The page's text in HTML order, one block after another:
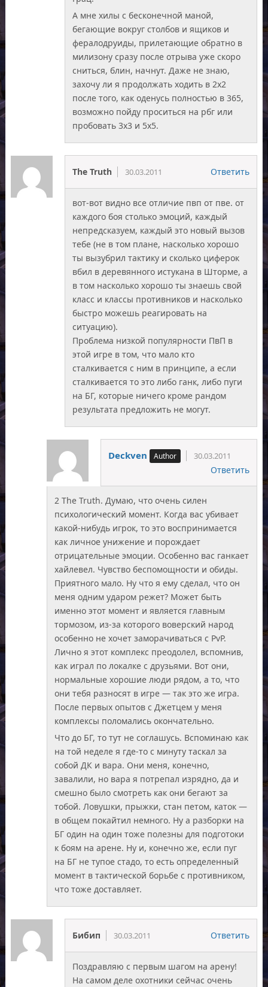
А мне хилы с бесконечной маной,
бегающие вокруг столбов и ящиков и
фералодруиды, прилетающие обратно в
милизону сразу после отрыва уже скоро
сниться, блин, начнут. Даже не знаю,
захочу ли я продолжать ходить в 2х2
после того, как оденусь полностью в 365,
возможно пойду проситься на рбг или
пробовать 3х3 и 5х5.
The Truth 30.03.2011 Ответить
вот-вот видно все отличие пвп от пве. от
каждого боя столько эмоций, каждый
непредсказуем, каждый это новый вызов
тебе (не в том плане, насколько хорошо
ты вызубрил тактику и сколько циферок
вбил в деревянного истукана в Шторме, а
в том насколько хорошо ты знаешь свой
класс и классы противников и насколько
быстро можешь реагировать на
ситуацию).
Проблема низкой популярности ПвП в
этой игре в том, что мало кто
сталкивается с ним в принципе, а если
сталкивается то это либо ганк, либо пуги
на БГ, которые ничего кроме рандом
результата предложить не могут.
Deckven 30.03.2011
Ответить
2 The Truth. Думаю, что очень силен
психологический момент. Когда вас убивает
какой-нибудь игрок, то это воспринимается
как личное унижение и порождает
отрицательные эмоции. Особенно вас ганкает
хайлевел. Чувство беспомощности и обиды.
Приятного мало. Ну что я ему сделал, что он
меня одним ударом режет? Может быть
именно этот момент и является главным
тормозом, из-за которого воверский народ
особенно не хочет заморачиваться с PvP.
Лично я этот комплекс преодолел, вспомнив,
как играл по локалке с друзьями. Вот они,
нормальные хорошие люди рядом, а то, что
они тебя разносят в игре — так это же игра.
После первых опытов с Джетцем у меня
комплексы поломались окончательно.
Что до БГ, то тут не соглашусь. Вспоминаю как
на той неделе я где-то с минуту таскал за
собой ДК и вара. Они меня, конечно,
завалили, но вара я потрепал изрядно, да и
смешно было смотреть как они бегают за
тобой. Ловушки, прыжки, стан петом, каток —
в общем покайтил немного. Ну а разборки на
БГ один на один тоже полезны для подготоки
к боям на арене. Ну и, конечно же, если пуг
на БГ не тупое стадо, то есть определенный
момент в тактической борьбе с противником,
что тоже доставляет.
Бибип 30.03.2011 Ответить
Поздравляю с первым шагом на арену!
На самом деле охотники сейчас очень